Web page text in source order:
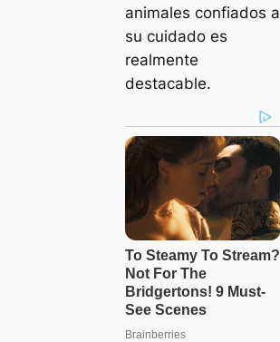
animales confiados a
su cuidado es
realmente
destacable.